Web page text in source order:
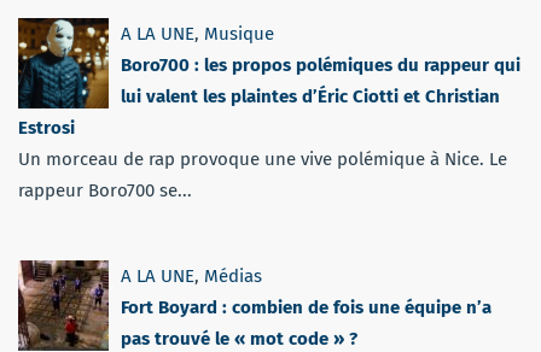
A LA UNE, Musique
Boro700 : les propos polémiques du rappeur qui
lui valent les plaintes d’Éric Ciotti et Christian
Estrosi
Un morceau de rap provoque une vive polémique à Nice. Le
rappeur Boro700 se...
A LA UNE, Médias
Fort Boyard : combien de fois une équipe n’a
pas trouvé le « mot code » ?